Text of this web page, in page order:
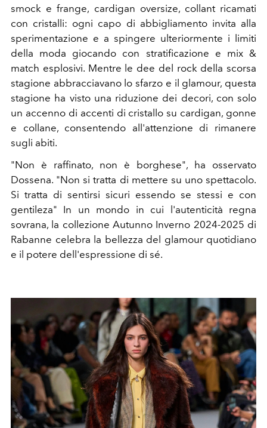
smock e frange, cardigan oversize, collant ricamati
con cristalli: ogni capo di abbigliamento invita alla
sperimentazione e a spingere ulteriormente i limiti
della moda giocando con stratificazione e mix &
match esplosivi. Mentre le dee del rock della scorsa
stagione abbracciavano lo sfarzo e il glamour, questa
stagione ha visto una riduzione dei decori, con solo
un accenno di accenti di cristallo su cardigan, gonne
e collane, consentendo all'attenzione di rimanere
sugli abiti.
"Non è raffinato, non è borghese", ha osservato
Dossena. "Non si tratta di mettere su uno spettacolo.
Si tratta di sentirsi sicuri essendo se stessi e con
gentileza" In un mondo in cui l'autenticità regna
sovrana, la collezione Autunno Inverno 2024-2025 di
Rabanne celebra la bellezza del glamour quotidiano
e il potere dell'espressione di sé.